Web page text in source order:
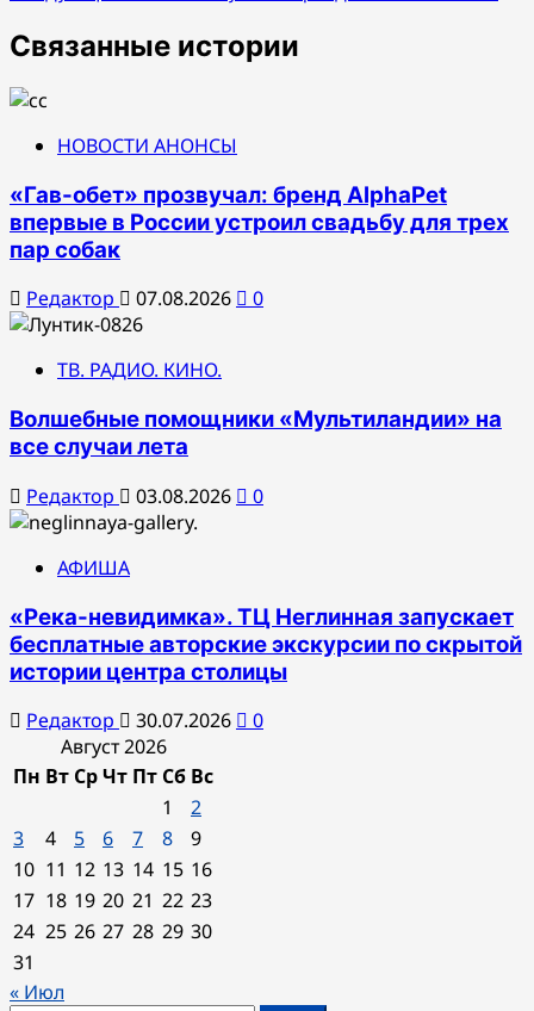
записям
Связанные истории
НОВОСТИ АНОНСЫ
«Гав-обет» прозвучал: бренд AlphaPet
впервые в России устроил свадьбу для трех
пар собак
Редактор 07.08.2026 0
ТВ. РАДИО. КИНО.
Волшебные помощники «Мультиландии» на
все случаи лета
Редактор 03.08.2026 0
АФИША
«Река-невидимка». ТЦ Неглинная запускает
бесплатные авторские экскурсии по скрытой
истории центра столицы
Редактор 30.07.2026
0
Август 2026
Пн Вт СрЧт Пт Сб Вс
1
2
3
4 5 6 7 8
9
10 11 12 13 14 15 16
17 18 19 20 21 22 23
24 25 26 27 28 29 30
31
« Июл